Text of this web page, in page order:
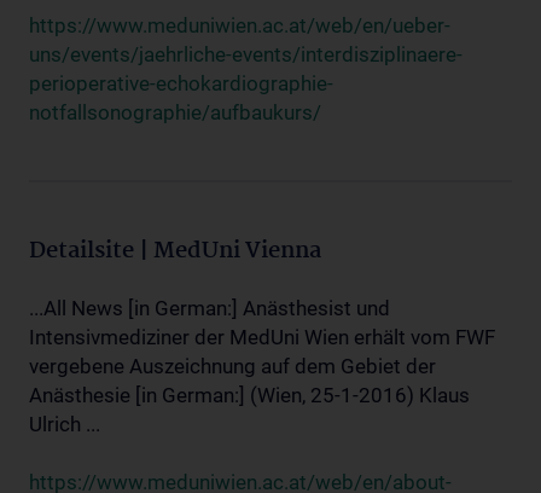
https://www.meduniwien.ac.at/web/en/ueber-
uns/events/jaehrliche-events/interdisziplinaere-
perioperative-echokardiographie-
notfallsonographie/aufbaukurs/
Detailsite | MedUni Vienna
...All News [in German:] Anästhesist und
Intensivmediziner der MedUni Wien erhält vom FWF
vergebene Auszeichnung auf dem Gebiet der
Anästhesie [in German:] (Wien, 25-1-2016) Klaus
Ulrich ...
https://www.meduniwien.ac.at/web/en/about-